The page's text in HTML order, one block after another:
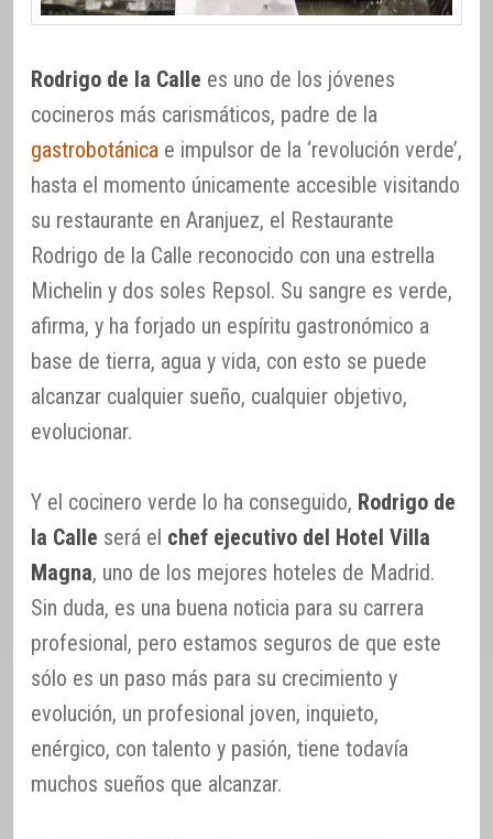
Rodrigo de la Calle es uno de los jóvenes
cocineros más carismáticos, padre de la
gastrobotánica e impulsor de la ‘revolución verde’,
hasta el momento únicamente accesible visitando
su restaurante en Aranjuez, el Restaurante
Rodrigo de la Calle reconocido con una estrella
Michelin y dos soles Repsol. Su sangre es verde,
afirma, y ha forjado un espíritu gastronómico a
base de tierra, agua y vida, con esto se puede
alcanzar cualquier sueño, cualquier objetivo,
evolucionar.
Y el cocinero verde lo ha conseguido, Rodrigo de
la Calle será el chef ejecutivo del Hotel Villa
Magna, uno de los mejores hoteles de Madrid.
Sin duda, es una buena noticia para su carrera
profesional, pero estamos seguros de que este
sólo es un paso más para su crecimiento y
evolución, un profesional joven, inquieto,
enérgico, con talento y pasión, tiene todavía
muchos sueños que alcanzar.